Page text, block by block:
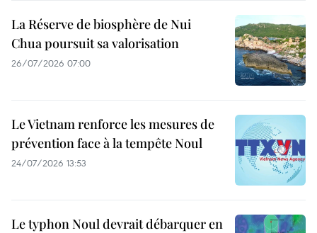
La Réserve de biosphère de Nui
Chua poursuit sa valorisation
26/07/2026 07:00
Le Vietnam renforce les mesures de
prévention face à la tempête Noul
24/07/2026 13:53
Le typhon Noul devrait débarquer en